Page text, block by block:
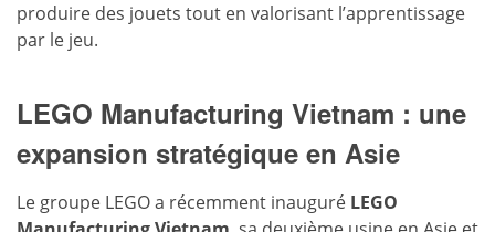
produire des jouets tout en valorisant l’apprentissage
par le jeu.
LEGO Manufacturing Vietnam : une
expansion stratégique en Asie
Le groupe LEGO a récemment inauguré LEGO